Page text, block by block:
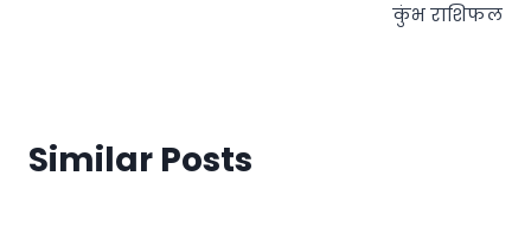
कुंभ राशिफल
Similar Posts